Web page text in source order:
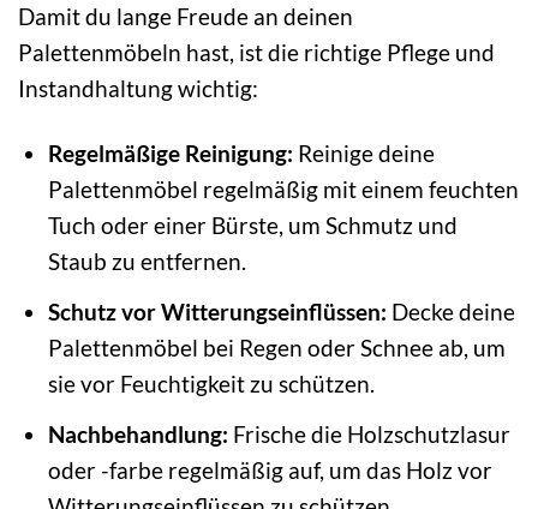
Damit du lange Freude an deinen
Palettenmöbeln hast, ist die richtige Pflege und
Instandhaltung wichtig:
Regelmäßige Reinigung: Reinige deine
Palettenmöbel regelmäßig mit einem feuchten
Tuch oder einer Bürste, um Schmutz und
Staub zu entfernen.
Schutz vor Witterungseinflüssen: Decke deine
Palettenmöbel bei Regen oder Schnee ab, um
sie vor Feuchtigkeit zu schützen.
Nachbehandlung: Frische die Holzschutzlasur
oder -farbe regelmäßig auf, um das Holz vor